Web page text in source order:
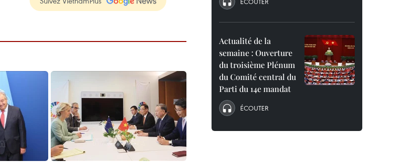
Actualité de la
semaine : Ouverture
du troisième Plénum
du Comité central du
Parti du 14e mandat
ÉCOUTER